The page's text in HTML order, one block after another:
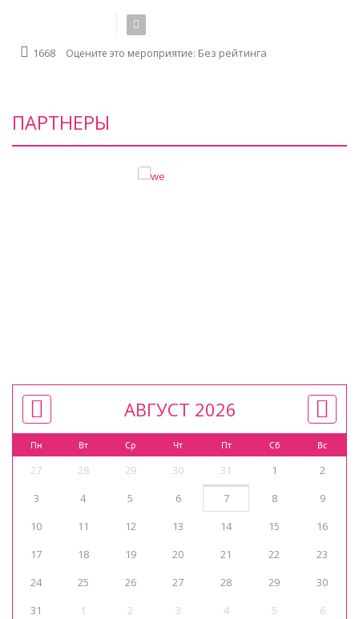
1668 Оцените это мероприятие: Без рейтинга
ПАРТНЕРЫ
АВГУСТ 2026
Пн Вт Ср Чт Пт Сб Вс
27 28 29 30 31 1
2
3
4 5 6 7 8
9
10
11 12 13 14 15
16
17
18 19 20 21 22
23
24
25 26 27 28 29
30
31
1 2 3 4 5 6